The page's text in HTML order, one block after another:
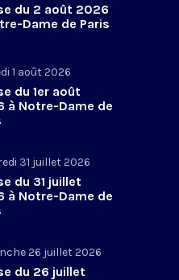
du 2 août 2026
Dame de Paris
1 août 2026
du 1er août
à Notre-Dame de
31 juillet 2026
du 31 juillet
à Notre-Dame de
26 juillet 2026
du 26 juillet